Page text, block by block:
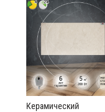
Керамический